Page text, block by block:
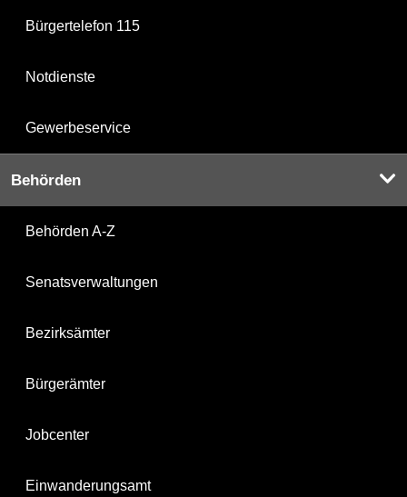
Bürgertelefon 115
Notdienste
Gewerbeservice
Behörden
Behörden A-Z
Senatsverwaltungen
Bezirksämter
Bürgerämter
Jobcenter
Einwanderungsamt